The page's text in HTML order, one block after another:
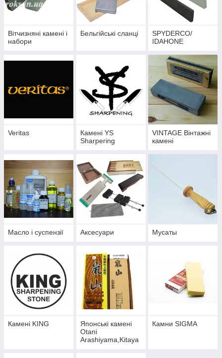
Вітчизняні камені і
набори
Бельгійські сланці
SPYDERCO/
IDAHONE
Veritas
Камені YS
Sharpering
VINTAGE Вінтажні
камені
Масло і суспензії Аксесуари Мусаты
Камені KING
Японські камені
Otani
Arashiyama,Kitaya
Камни SIGMA